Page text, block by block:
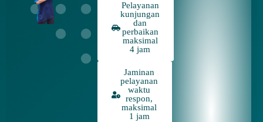
Pelayanan
kunjungan
dan
perbaikan
maksimal
4 jam
Jaminan
pelayanan
waktu
respon,
maksimal
1 jam